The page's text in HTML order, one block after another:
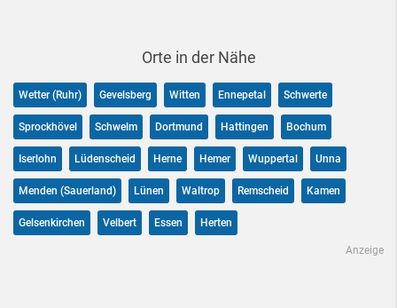
Orte in der Nähe
Wetter (Ruhr) Gevelsberg Witten Ennepetal Schwerte
Sprockhövel Schwelm Dortmund Hattingen Bochum
Iserlohn Lüdenscheid Herne Hemer Wuppertal Unna
Menden (Sauerland) Lünen Waltrop Remscheid Kamen
Gelsenkirchen Velbert Essen Herten
Anzeige